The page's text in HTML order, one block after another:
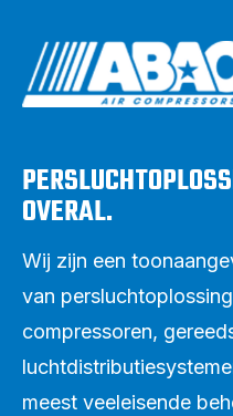
OVERAL.
Wij zijn een
van
compressoren,
meest veeleisende